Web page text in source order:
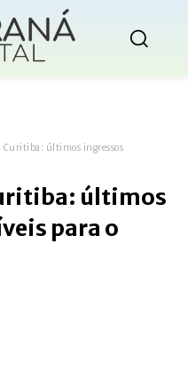
Curitiba: últimos ingressos
últimos
para o